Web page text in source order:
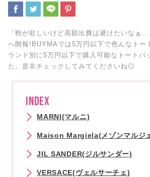
「鞄が欲しいけど高額出費は避けたいなぁ
へ朗報!BUYMAでは5万円以下で色んなトー
ランド別に5万円以下で購入可能なトートバ
た。是非チェックしてみてくださいね◎
INDEX
MARNI(マルニ)
Maison Margiela(メゾンマルジ
JIL SANDER(ジルサンダー)
VERSACE(ヴェルサーチェ)